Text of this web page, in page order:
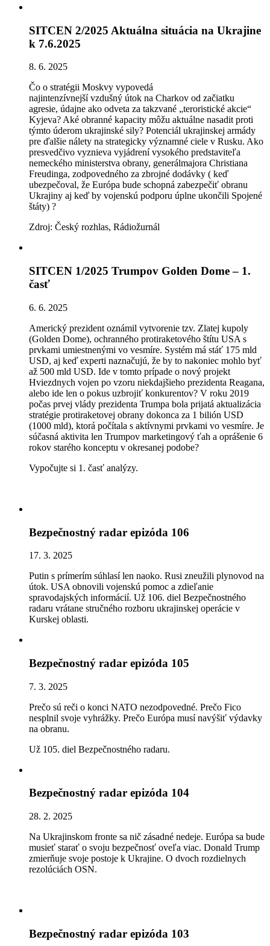
SITCEN 2/2025 Aktuálna situácia na Ukrajine
k 7.6.2025
8. 6. 2025
Čo o stratégii Moskvy vypovedá
najintenzívnejšívzdušný útok na Charkov od začiatku
agresie, údajne ako odveta za takzvané „teroristické akcie“
Kyjeva? Aké obranné kapacity môžu aktuálne nasadit proti
týmto úderom ukrajinské sily? Potenciál ukrajinskej armády
pre ďalšie nálety na strategicky významné ciele v Rusku. Ako
presvedčivo vyznieva vyjádrenívysokého predstaviteľa
nemeckého ministerstva obrany, generálmajora Christiana
Freudinga, zodpovedného za zbrojné dodávky ( keď
ubezpečoval, že Európa bude schopná zabezpečiť obranu
Ukrajiny aj keď by vojenskú podporu úplne ukončili Spojené
štáty) ?
Zdroj: Český rozhlas, Rádiožurnál
SITCEN 1/2025 Trumpov Golden Dome – 1.
časť
6. 6. 2025
Americký prezident oznámil vytvorenie tzv. Zlatej kupoly
(Golden Dome), ochranného protiraketového štítu USA s
prvkami umiestnenými vo vesmíre. Systém má stáť 175 mld
USD, aj keď experti naznačujú, že by to nakoniec mohlo byť
až 500 mld USD. Ide v tomto prípade o nový projekt
Hviezdnych vojen po vzoru niekdajšieho prezidenta Reagana,
alebo ide len o pokus uzbrojiť konkurentov? V roku 2019
počas prvej vlády prezidenta Trumpa bola prijatá aktualizácia
stratégie protiraketovej obrany dokonca za 1 bilión USD
(1000 mld), ktorá počítala s aktívnymi prvkami vo vesmíre. Je
súčasná aktivita len Trumpov marketingový ťah a oprášenie 6
rokov starého konceptu v okresanej podobe?
Vypočujte si 1. časť analýzy.
Bezpečnostný radar epizóda 106
17. 3. 2025
Putin s prímerím súhlasí len naoko. Rusi zneužili plynovod na
útok. USA obnovili vojenskú pomoc a zdieľanie
spravodajských informácií. Už 106. diel Bezpečnostného
radaru vrátane stručného rozboru ukrajinskej operácie v
Kurskej oblasti.
Bezpečnostný radar epizóda 105
7. 3. 2025
Prečo sú reči o konci NATO nezodpovedné. Prečo Fico
nesplnil svoje vyhrážky. Prečo Európa musí navýšiť výdavky
na obranu.
Už 105. diel Bezpečnostného radaru.
Bezpečnostný radar epizóda 104
28. 2. 2025
Na Ukrajinskom fronte sa nič zásadné nedeje. Európa sa bude
musieť starať o svoju bezpečnosť oveľa viac. Donald Trump
zmierňuje svoje postoje k Ukrajine. O dvoch rozdielnych
rezolúciách OSN.
Bezpečnostný radar epizóda 103